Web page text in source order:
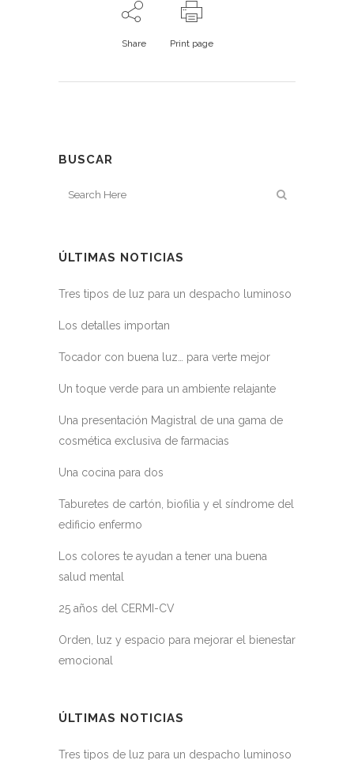
Share Print page
BUSCAR
ÚLTIMAS NOTICIAS
Tres tipos de luz para un despacho luminoso
Los detalles importan
Tocador con buena luz… para verte mejor
Un toque verde para un ambiente relajante
Una presentación Magistral de una gama de
cosmética exclusiva de farmacias
Una cocina para dos
Taburetes de cartón, biofilia y el síndrome del
edificio enfermo
Los colores te ayudan a tener una buena
salud mental
25 años del CERMI-CV
Orden, luz y espacio para mejorar el bienestar
emocional
ÚLTIMAS NOTICIAS
Tres tipos de luz para un despacho luminoso